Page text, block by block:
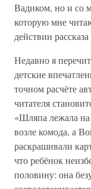
Вадиком, но и со
которую мне
действии
Недавно я
детские
точном расчёте
читателя
«Шляпа лежала на
возле комода, а
раскрашивали
что ребёнок
половину: она